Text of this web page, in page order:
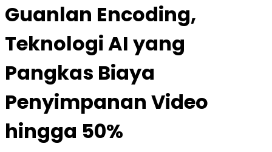
Guanlan Encoding,
Teknologi AI yang
Pangkas Biaya
Penyimpanan Video
hingga 50%